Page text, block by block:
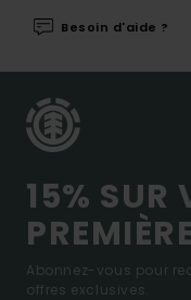
Besoin d'aide ?
15% SUR
Abonnez-vous pour
offres exclusives.